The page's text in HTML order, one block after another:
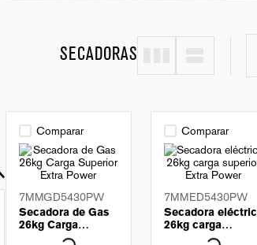
SECADORAS
Comparar
7MMGD5430PW
Secadora de Gas
26kg Carga
Superior Extra
Comparar
7MMED5430PW
Secadora
26kg carga
superior Extra